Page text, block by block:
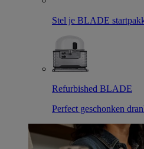
Stel je BLADE
Refurbished BLADE
Perfect geschonken